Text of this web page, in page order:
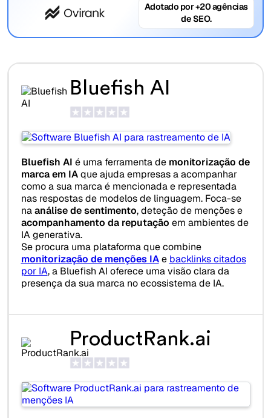
Adotado por +20 agências
de SEO.
Bluefish AI
Bluefish AI é uma ferramenta de monitorização de
marca em IAque ajuda empresas a acompanhar
como a sua marca é mencionada e representada
nas respostas de modelos de linguagem. Foca-se
naanálise de sentimento, deteção de menções e
acompanhamento da reputação em ambientes de
IA generativa.
Se procura uma plataforma que combine
monitorização de menções IAe backlinks citados
por IA, a Bluefish AI oferece uma visão clara da
presença da sua marca no ecossistema de IA.
ProductRank.ai